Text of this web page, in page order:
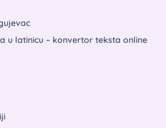
u latinicu – konvertor teksta online